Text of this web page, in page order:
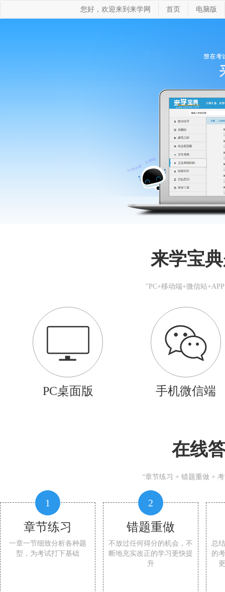
您好，欢迎来到来学网 首页 电脑版
来学宝
"PC+移动端+微信站
PC桌面版 手机微信端
在线
“章节练习 + 错题重做 +
1
章节练习
一章一节细致分析各种题
型，为考试打下基础
2
错题重做
不放过任何得分的机会，不
断地充实改正的学习更快提
升
总
的